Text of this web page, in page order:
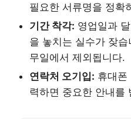
필요한 서류명을 정확
기간 착각: 영업일과
을 놓치는 실수가 잦
무일에서 제외됩니다.
연락처 오기입: 휴대폰
력하면 중요한 안내를